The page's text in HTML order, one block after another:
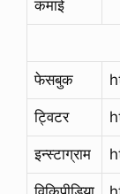
कमाई
फेसबुक
ट्विटर
इन्स्टाग्राम